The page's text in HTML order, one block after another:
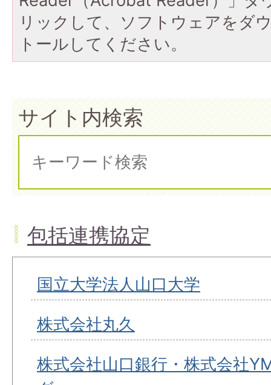
リックして、ソフトウェアをダ
トールしてください。
サイト内検索
包括連携協定
国立大学法人山口大学
株式会社丸久
株式会社山口銀行・株式会社